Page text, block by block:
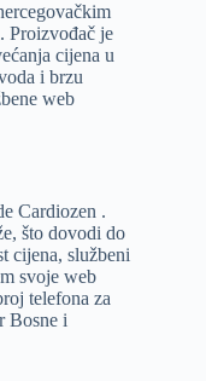
Proizvođač je
cijena u
i brzu
web
Cardiozen .
što dovodi do
cijena, službeni
svoje web
telefona za
Bosne i